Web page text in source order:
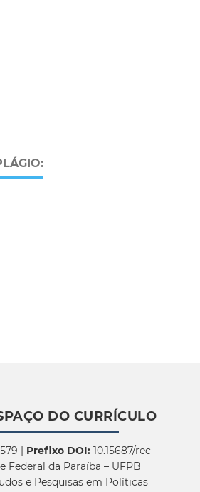
DO CURRÍCULO
| Prefixo DOI:10.15687/rec
Federal da Paraíba – UFPB
e Pesquisas em Políticas